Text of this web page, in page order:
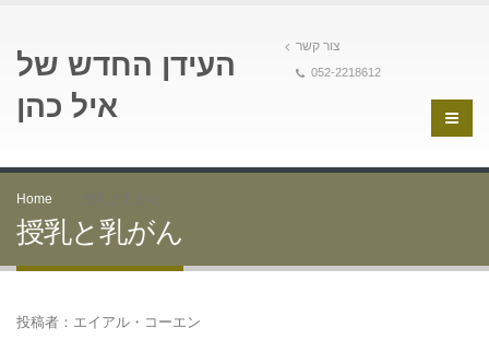
העידן החדש של
איל כהן
צור קשר
052-2218612
Home 授乳と乳がん
授乳と乳がん
投稿者：エイアル・コーエン